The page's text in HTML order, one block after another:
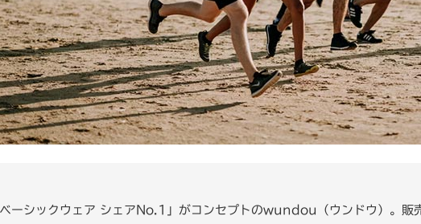
ベーシックウェア シェアNo.1」がコンセプトのwundou（ウンドウ）。販